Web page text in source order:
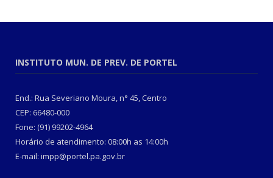
INSTITUTO MUN. DE PREV. DE PORTEL
End.: Rua Severiano Moura, n° 45, Centro
CEP: 66480-000
Fone: (91) 99202-4964
Horário de atendimento: 08:00h as 14:00h
E-mail: impp@portel.pa.gov.br